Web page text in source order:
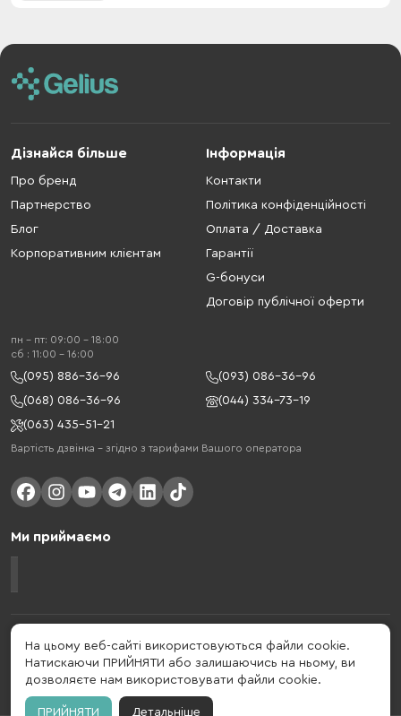
Дізнайся більше
Про бренд
Партнерство
Блог
Корпоративним клієнтам
Інформація
Контакти
Політика конфіденційності
Оплата / Доставка
Гарантії
G-бонуси
Договір публічної оферти
пн - пт: 09:00 - 18:00
cб : 11:00 - 16:00
(095) 886-36-96
(093) 086-36-96
(068) 086-36-96
(044) 334-73-19
(063) 435-51-21
Вартість дзвінка – згідно з тарифами Вашого оператора
Ми приймаємо
Gelius - український бренд, який активно розвивається у сфері смарт
гаджетів та мобільних аксесуарів. Бренд заснований в 2013 році. Gelius
- це набагато більше ніж просто бренд, це стиль життя, який об'єднує в
собі драйв, радість, швидкість, новації і практичність.
На цьому веб-сайті використовуються файли cookie.
Натискаючи ПРИЙНЯТИ або залишаючись на ньому, ви
дозволяєте нам використовувати файли cookie.
ПРИЙНЯТИ Детальніше